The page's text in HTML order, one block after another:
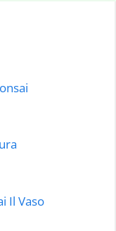
Il Vaso